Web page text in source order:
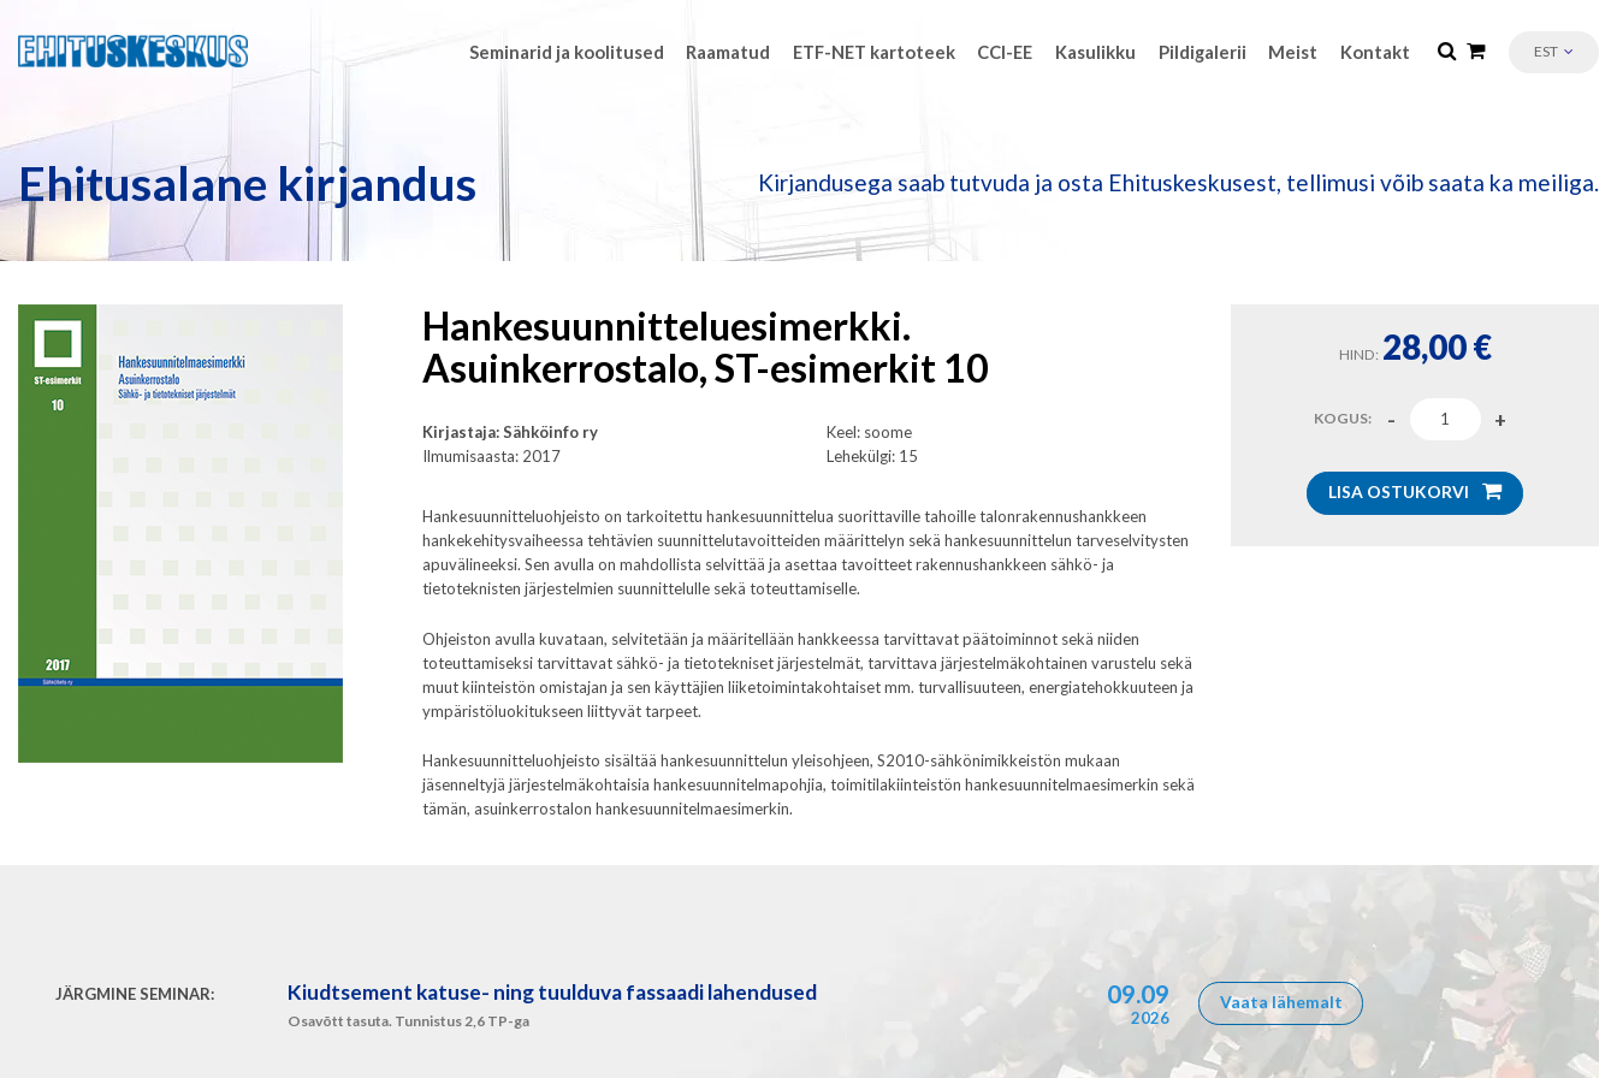
Seminarid ja koolitused Raamatud ETF-NET kartoteek CCI-EE Kasulikku Pildigalerii Meist Kontakt EST
Ehitusalane kirjandus Kirjandusega saab tutvuda ja osta Ehituskeskusest, tellimusi võib saata ka meiliga.
Hankesuunnitteluesimerkki.
Asuinkerrostalo, ST-esimerkit 10
Kirjastaja: Sähköinfo ry
Ilmumisaasta: 2017
Keel: soome
Lehekülgi: 15
Hankesuunnitteluohjeisto on tarkoitettu hankesuunnittelua suorittaville tahoille talonrakennushankkeen
hankekehitysvaiheessa tehtävien suunnittelutavoitteiden määrittelyn sekä hankesuunnittelun tarveselvitysten
apuvälineeksi. Sen avulla on mahdollista selvittää ja asettaa tavoitteet rakennushankkeen sähkö- ja
tietoteknisten järjestelmien suunnittelulle sekä toteuttamiselle.
Ohjeiston avulla kuvataan, selvitetään ja määritellään hankkeessa tarvittavat päätoiminnot sekä niiden
toteuttamiseksi tarvittavat sähkö- ja tietotekniset järjestelmät, tarvittava järjestelmäkohtainen varustelu sekä
muut kiinteistön omistajan ja sen käyttäjien liiketoimintakohtaiset mm. turvallisuuteen, energiatehokkuuteen ja
ympäristöluokitukseen liittyvät tarpeet.
Hankesuunnitteluohjeisto sisältää hankesuunnittelun yleisohjeen, S2010-sähkönimikkeistön mukaan
jäsenneltyjä järjestelmäkohtaisia hankesuunnitelmapohjia, toimitilakiinteistön hankesuunnitelmaesimerkin sekä
tämän, asuinkerrostalon hankesuunnitelmaesimerkin.
HIND: 28,00€
KOGUS:
LISA OSTUKORVI
JÄRGMINE SEMINAR: Kiudtsement katuse- ning tuulduva fassaadi lahendused
Osavõtt tasuta. Tunnistus 2,6 TP-ga
09.09
2026
Vaata lähemalt